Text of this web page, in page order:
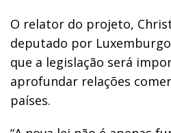
O relator do projeto,
deputado por
que a legislação será
aprofundar relações
países.